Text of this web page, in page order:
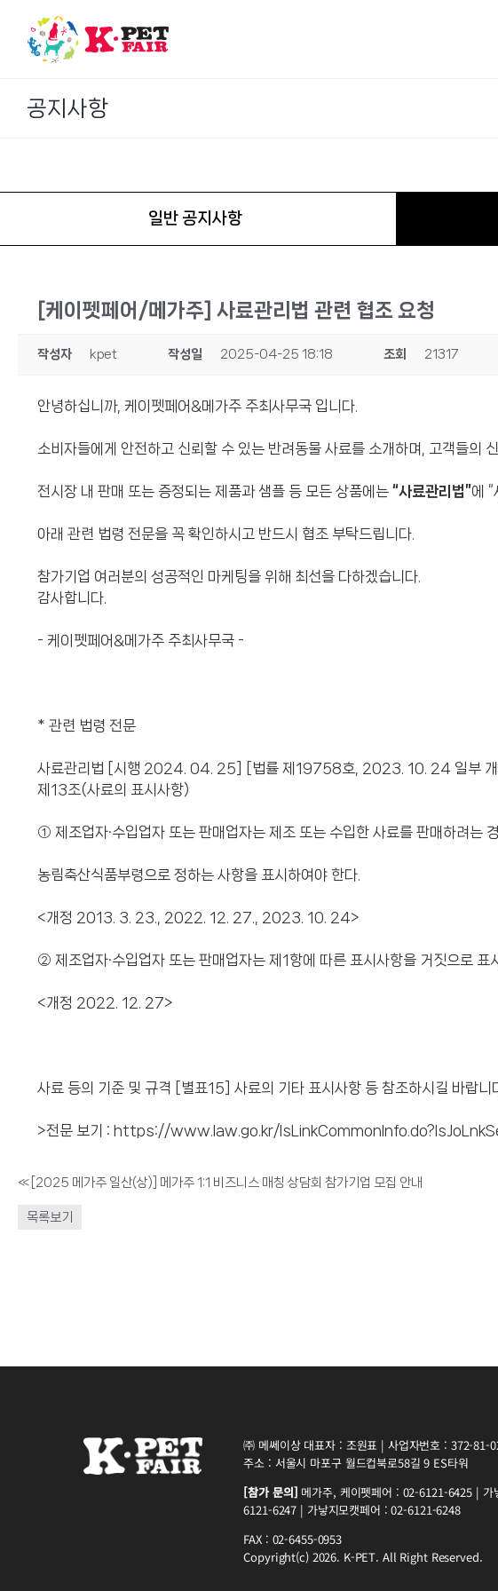
content
공지사항
일반 공지사항
[케이펫페어/메가주] 사료관리법 관련 협조 요청
작성자 kpet 작성일 2025-04-25 18:18 조회 21317
안녕하십니까, 케이펫페어&메가주 주최사무국 입니다.
소비자들에게 안전하고 신뢰할 수 있는 반려동물 사료를 소개하며, 고객들의
전시장 내 판매 또는 증정되는 제품과 샘플 등 모든 상품에는 “사료관리법”에
아래 관련 법령 전문을 꼭 확인하시고 반드시 협조 부탁드립니다.
참가기업 여러분의 성공적인 마케팅을 위해 최선을 다하겠습니다.
감사합니다.
- 케이펫페어&메가주 주최사무국 -
* 관련 법령 전문
사료관리법 [시행 2024. 04. 25] [법률 제19758호, 2023. 10. 24 일부 개
제13조(사료의 표시사항)
① 제조업자·수입업자 또는 판매업자는 제조 또는 수입한 사료를 판매하려는
농림축산식품부령으로 정하는 사항을 표시하여야 한다.
<개정 2013. 3. 23., 2022. 12. 27., 2023. 10. 24>
② 제조업자·수입업자 또는 판매업자는 제1항에 따른 표시사항을 거짓으로 표
<개정 2022. 12. 27>
사료 등의 기준 및 규격 [별표15] 사료의 기타 표시사항 등 참조하시길 바랍니
>전문 보기 : https://www.law.go.kr/
« [2025 메가주 일산(상)] 메가주 1:1 비즈니스 매칭 상담회 참가기업 모집 안내
목록보기
㈜ 메쎄이상 대표자 : 조원표 | 사업자번호 : 372-81-
주소 : 서울시 마포구 월드컵북로58길 9 ES타워
[참가 문의] 메가주, 케이펫페어 : 02-6121-6425 |
6121-6247 | 가낳지모캣페어 : 02-6121-6248
FAX : 02-6455-0953
Copyright(c) 2026. K-PET. All Right Reserved.